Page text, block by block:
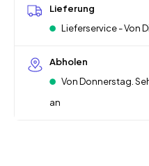
Lieferung
Lieferservice - Von
Abholen
Von Donnerstag.
an